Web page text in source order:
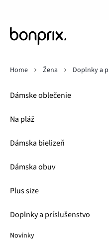
Dámske oblečenie
Na pláž
Dámska bielizeň
Dámska obuv
Plus size
Doplnky a príslušenstvo
Novinky
Home Žena Doplnky a